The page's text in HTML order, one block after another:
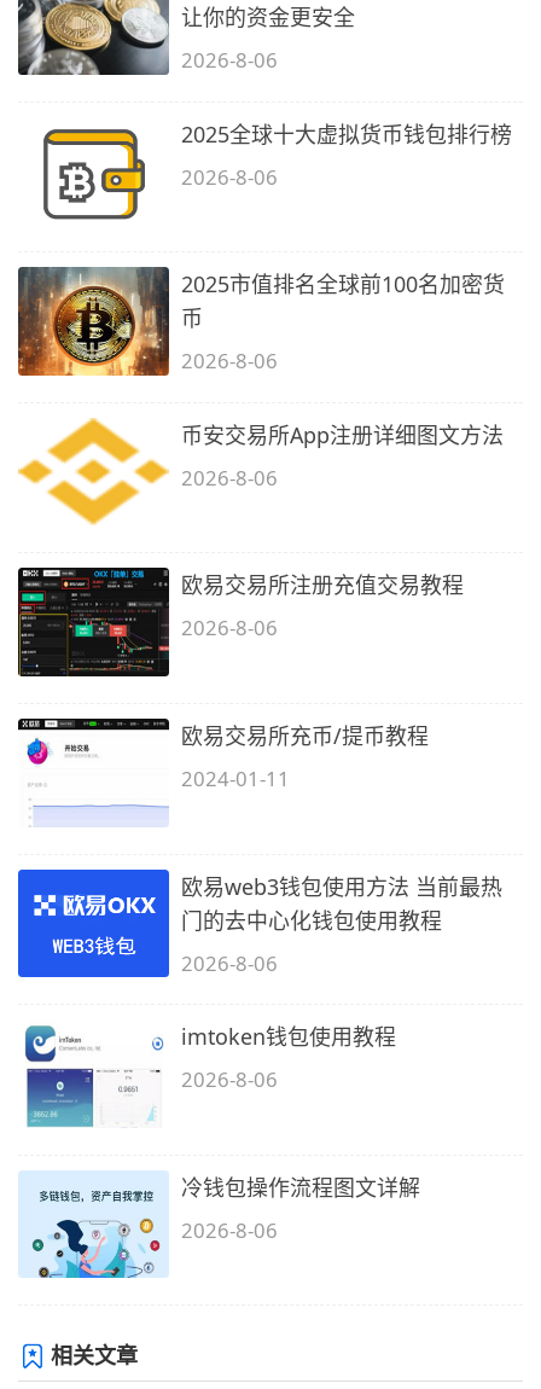
让你的资金更安全
2026-8-06
2025全球十大虚拟货币钱包排行榜
2026-8-06
2025市值排名全球前100名加密货
币
2026-8-06
币安交易所App注册详细图文方法
2026-8-06
欧易交易所注册充值交易教程
2026-8-06
欧易交易所充币/提币教程
2024-01-11
欧易web3钱包使用方法 当前最热
门的去中心化钱包使用教程
2026-8-06
imtoken钱包使用教程
2026-8-06
冷钱包操作流程图文详解
2026-8-06
相关文章